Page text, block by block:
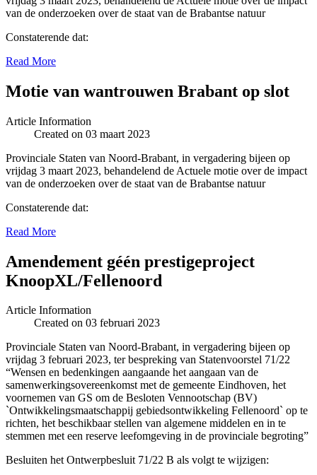
van de onderzoeken over de staat van de Brabantse natuur
Constaterende dat:
Read More
Motie van wantrouwen Brabant op slot
Article Information
Created on 03 maart 2023
Provinciale Staten van Noord-Brabant, in vergadering bijeen op
vrijdag 3 maart 2023, behandelend de Actuele motie over de impact
van de onderzoeken over de staat van de Brabantse natuur
Constaterende dat:
Read More
Amendement géén prestigeproject
KnoopXL/Fellenoord
Article Information
Created on 03 februari 2023
Provinciale Staten van Noord-Brabant, in vergadering bijeen op
vrijdag 3 februari 2023, ter bespreking van Statenvoorstel 71/22
“Wensen en bedenkingen aangaande het aangaan van de
samenwerkingsovereenkomst met de gemeente Eindhoven, het
voornemen van GS om de Besloten Vennootschap (BV)
`Ontwikkelingsmaatschappij gebiedsontwikkeling Fellenoord` op te
richten, het beschikbaar stellen van algemene middelen en in te
stemmen met een reserve leefomgeving in de provinciale begroting”
Besluiten het Ontwerpbesluit 71/22 B als volgt te wijzigen: